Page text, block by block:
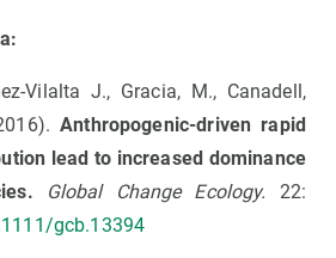
Vilalta J., Gracia, M., Canadell,
Anthropogenic-driven rapid
lead to increased dominance
. Global Change Ecology. 22:
gcb.13394